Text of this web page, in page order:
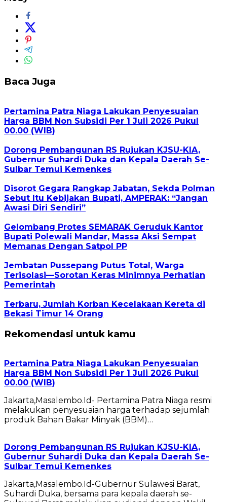
Baca Juga
Pertamina Patra Niaga Lakukan Penyesuaian
Harga BBM Non Subsidi Per 1 Juli 2026 Pukul
00.00 (WIB)
Dorong Pembangunan RS Rujukan KJSU-KIA,
Gubernur Suhardi Duka dan Kepala Daerah Se-
Sulbar Temui Kemenkes
Disorot Gegara Rangkap Jabatan, Sekda Polman
Sebut Itu Kebijakan Bupati, AMPERAK: “Jangan
Awasi Diri Sendiri”
Gelombang Protes SEMARAK Geruduk Kantor
Bupati Polewali Mandar, Massa Aksi Sempat
Memanas Dengan Satpol PP
Jembatan Pussepang Putus Total, Warga
Terisolasi—Sorotan Keras Minimnya Perhatian
Pemerintah
Terbaru, Jumlah Korban Kecelakaan Kereta di
Bekasi Timur 14 Orang
Rekomendasi untuk kamu
Pertamina Patra Niaga Lakukan Penyesuaian
Harga BBM Non Subsidi Per 1 Juli 2026 Pukul
00.00 (WIB)
Jakarta,Masalembo.Id- Pertamina Patra Niaga resmi
melakukan penyesuaian harga terhadap sejumlah
produk Bahan Bakar Minyak (BBM)…
Dorong Pembangunan RS Rujukan KJSU-KIA,
Gubernur Suhardi Duka dan Kepala Daerah Se-
Sulbar Temui Kemenkes
Jakarta,Masalembo.Id-Gubernur Sulawesi Barat,
Suhardi Duka, bersama para kepala daerah se-